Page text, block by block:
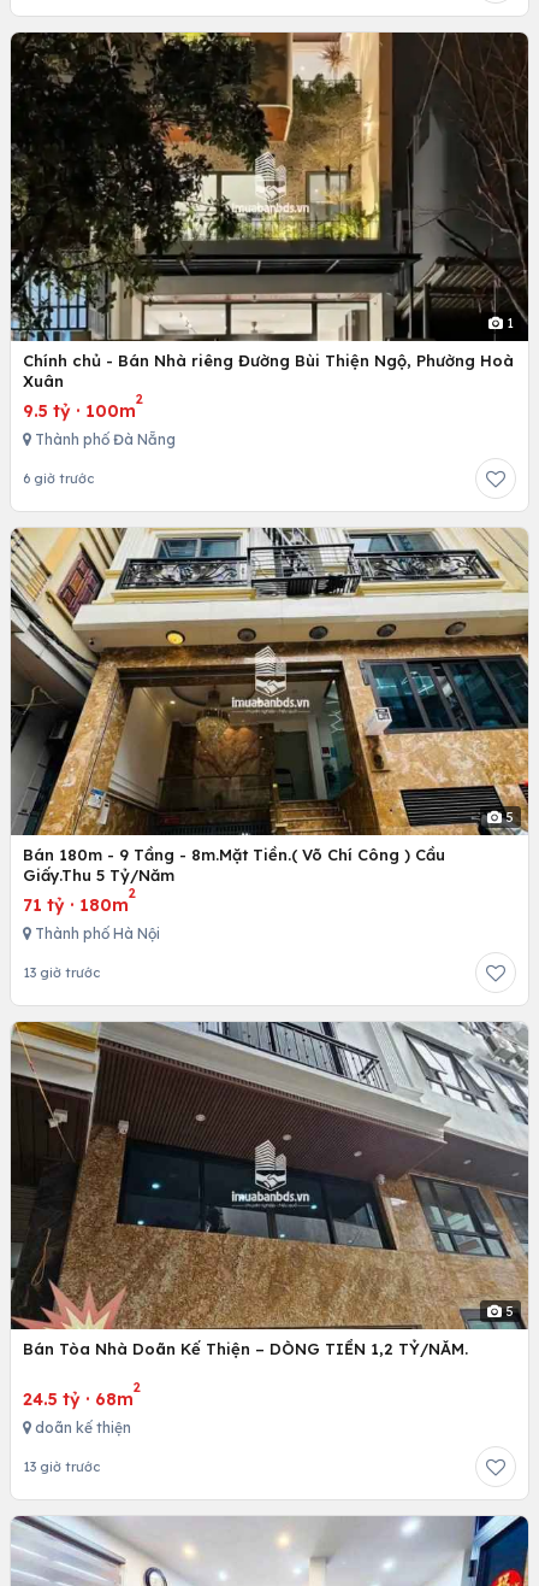
1
Chính chủ - Bán Nhà riêng Đường Bùi Thiện Ngộ, Phường Hoà
Xuân
9.5 tỷ · 100m
2
Thành phố Đà Nẵng
6 giờ trước
5
Bán 180m - 9 Tầng - 8m.Mặt Tiền.( Võ Chí Công ) Cầu
Giấy.Thu 5 Tỷ/Năm
71 tỷ · 180m
2
Thành phố Hà Nội
13 giờ trước
5
Bán Tòa Nhà Doãn Kế Thiện – DÒNG TIỀN 1,2 TỶ/NĂM.
24.5 tỷ · 68m
2
doãn kế thiện
13 giờ trước